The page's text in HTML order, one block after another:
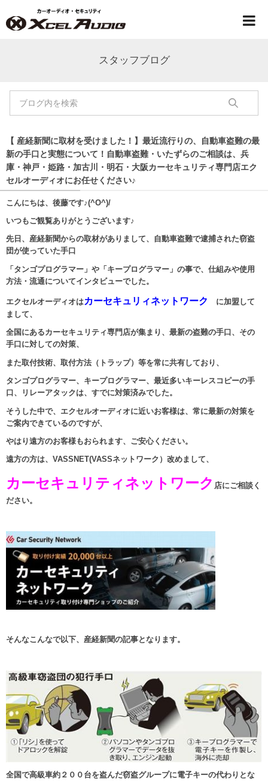
スタッフブログ
【 産経新聞に取材を受けました！】最近流行りの、自動車盗難の最
新の手口と実態について！自動車盗難・いたずらのご相談は、兵
庫・神戸・姫路・加古川・明石・大阪カーセキュリティ専門店エク
セルオーディオにお任せください♪
こんにちは、後藤です♪(^O^)/
いつもご観覧ありがとうございます♪
先日、産経新聞からの取材がありまして、自動車盗難で逮捕された窃盗
団が使っていた手口
「タンゴプログラマー」や「キープログラマー」 の事で、仕組みや使用
方法・流通についてインタビューでした。
エクセルオーディオはカーセキュリィネットワーク
に加盟して
まして、
全国にあるカーセキュリティ専門店が集まり、最新の盗難の手口、その
手口に対しての対策、
また取付技術、取付方法（トラップ）等を常に共有しており、
タンゴプログラマー、キープログラマー、最近多いキーレスコピーの手
口、リレーアタックは、すでに対策済みでした。
そうした中で、エクセルオーディオに近いお客様は、常に最新の対策を
ご案内できているのですが、
やはり遠方のお客様もおられます、ご安心ください。
遠方の方は、VASSNET(VASSネットワーク）改めまして、
カーセキュリティネットワーク 店にご相談く
ださい。
そんなこんなで以下、産経新聞の記事となります。
全国で高級車約２００台を盗んだ窃盗グループに電子キーの代わりとな